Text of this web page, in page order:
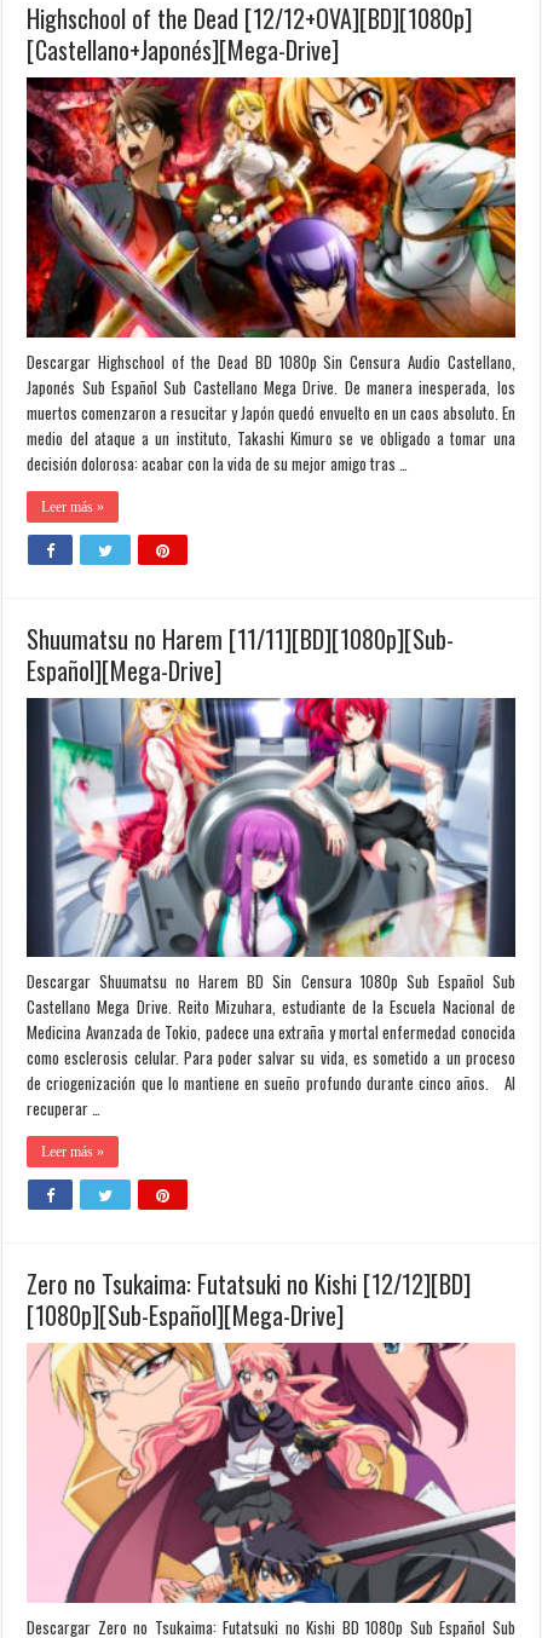
Highschool of the Dead [12/12+OVA][BD][1080p]
[Castellano+Japonés][Mega-Drive]
Descargar Highschool of the Dead BD 1080p Sin Censura Audio Castellano,
Japonés Sub Español Sub Castellano Mega Drive. De manera inesperada, los
muertos comenzaron a resucitar y Japón quedó envuelto en un caos absoluto. En
medio del ataque a un instituto, Takashi Kimuro se ve obligado a tomar una
decisión dolorosa: acabar con la vida de su mejor amigo tras …
Leer más »
Shuumatsu no Harem [11/11][BD][1080p][Sub-
Español][Mega-Drive]
Descargar Shuumatsu no Harem BD Sin Censura 1080p Sub Español Sub
Castellano Mega Drive. Reito Mizuhara, estudiante de la Escuela Nacional de
Medicina Avanzada de Tokio, padece una extraña y mortal enfermedad conocida
como esclerosis celular. Para poder salvar su vida, es sometido a un proceso
de criogenización que lo mantiene en sueño profundo durante cinco años. Al
recuperar …
Leer más »
Zero no Tsukaima: Futatsuki no Kishi [12/12][BD]
[1080p][Sub-Español][Mega-Drive]
Descargar Zero no Tsukaima: Futatsuki no Kishi BD 1080p Sub Español Sub